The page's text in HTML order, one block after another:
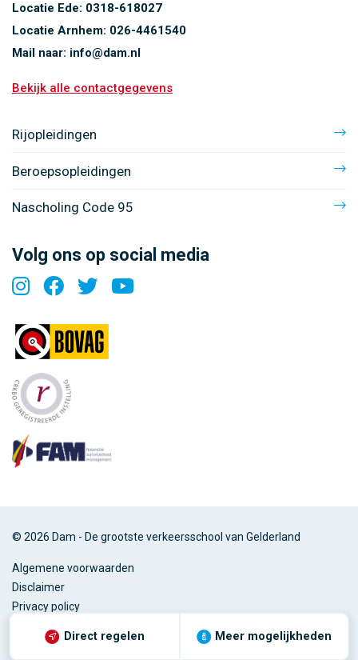
Direct regelen Meer mogelijkheden
Locatie Ede: 0318-618027
Locatie Arnhem: 026-4461540
Mail naar: info@dam.nl
Bekijk alle contactgegevens
Rijopleidingen
Beroepsopleidingen
Nascholing Code 95
Volg ons op social media
© 2026 Dam - De grootste verkeersschool van Gelderland
Algemene voorwaarden
Disclaimer
Privacy policy
Ontwerp & Realisatie Webvriend